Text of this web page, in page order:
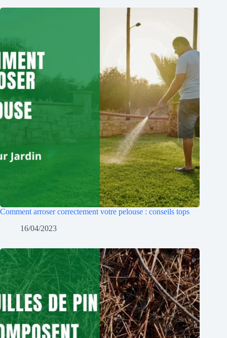
Comment arroser correctement votre pelouse : conseils tops
16/04/2023